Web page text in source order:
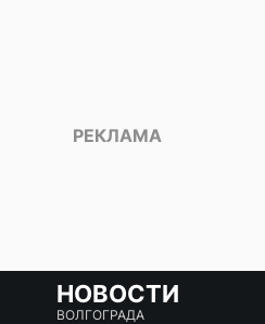
НОВОСТИ
ВОЛГОГРАДА